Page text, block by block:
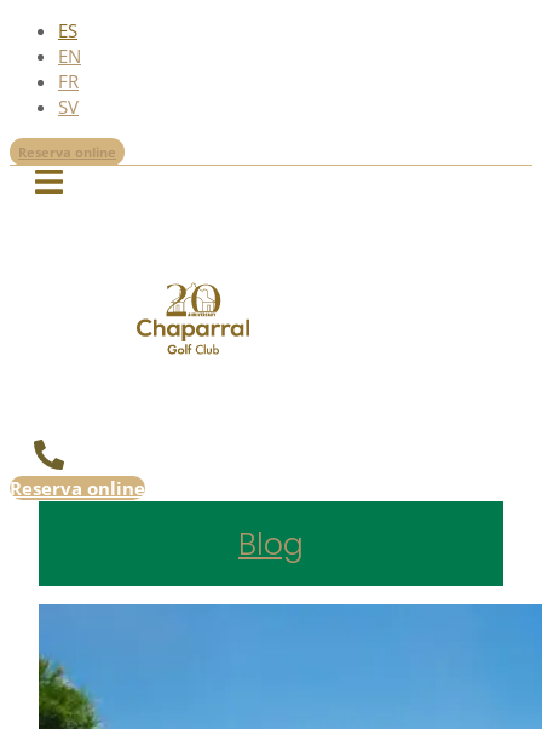
ES
EN
FR
SV
Reserva online
Reserva online
Blog